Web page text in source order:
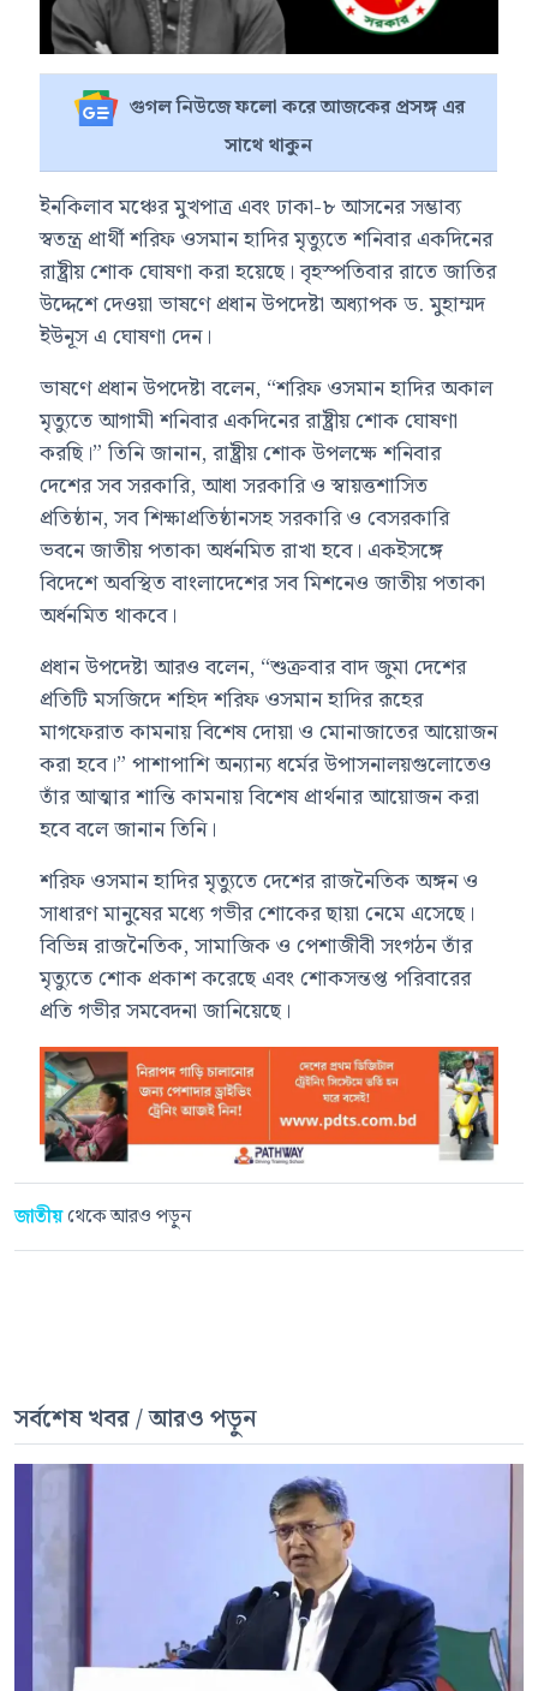
গুগল নিউজে ফলো করে আজকের প্রসঙ্গ এর
সাথে থাকুন
ইনকিলাব মঞ্চের মুখপাত্র এবং ঢাকা-৮ আসনের সম্ভাব্য
স্বতন্ত্র প্রার্থী শরিফ ওসমান হাদির মৃত্যুতে শনিবার একদিনের
রাষ্ট্রীয় শোক ঘোষণা করা হয়েছে। বৃহস্পতিবার রাতে জাতির
উদ্দেশে দেওয়া ভাষণে প্রধান উপদেষ্টা অধ্যাপক ড. মুহাম্মদ
ইউনূস এ ঘোষণা দেন।
ভাষণে প্রধান উপদেষ্টা বলেন, “শরিফ ওসমান হাদির অকাল
মৃত্যুতে আগামী শনিবার একদিনের রাষ্ট্রীয় শোক ঘোষণা
করছি।” তিনি জানান, রাষ্ট্রীয় শোক উপলক্ষে শনিবার
দেশের সব সরকারি, আধা সরকারি ও স্বায়ত্তশাসিত
প্রতিষ্ঠান, সব শিক্ষাপ্রতিষ্ঠানসহ সরকারি ও বেসরকারি
ভবনে জাতীয় পতাকা অর্ধনমিত রাখা হবে। একইসঙ্গে
বিদেশে অবস্থিত বাংলাদেশের সব মিশনেও জাতীয় পতাকা
অর্ধনমিত থাকবে।
প্রধান উপদেষ্টা আরও বলেন, “শুক্রবার বাদ জুমা দেশের
প্রতিটি মসজিদে শহিদ শরিফ ওসমান হাদির রূহের
মাগফেরাত কামনায় বিশেষ দোয়া ও মোনাজাতের আয়োজন
করা হবে।” পাশাপাশি অন্যান্য ধর্মের উপাসনালয়গুলোতেও
তাঁর আত্মার শান্তি কামনায় বিশেষ প্রার্থনার আয়োজন করা
হবে বলে জানান তিনি।
শরিফ ওসমান হাদির মৃত্যুতে দেশের রাজনৈতিক অঙ্গন ও
সাধারণ মানুষের মধ্যে গভীর শোকের ছায়া নেমে এসেছে।
বিভিন্ন রাজনৈতিক, সামাজিক ও পেশাজীবী সংগঠন তাঁর
মৃত্যুতে শোক প্রকাশ করেছে এবং শোকসন্তপ্ত পরিবারের
প্রতি গভীর সমবেদনা জানিয়েছে।
জাতীয়থেকে আরও পড়ুন
সর্বশেষ খবর / আরও পড়ুন